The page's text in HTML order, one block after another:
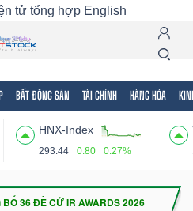
tử tổng hợp English
BẤT ĐỘNG SẢN TÀI CHÍNH HÀNG HÓA
HNX-Index
293.44 0.80 0.27%
Mã chứng khoán